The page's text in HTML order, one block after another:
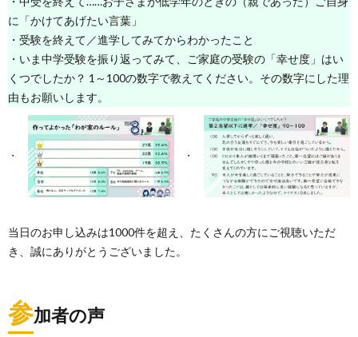
に「かけてあげたい言葉」
・受験を終えて／進学してみてからわかったこと
・いま中学受験を振り返ってみて、ご家庭の受験の「幸せ度」はい
くつでしたか？ 1～100の数字で教えてください。その数字にした理
由もお願いします。
当日のお申し込みは1000件を超え、たくさんの方にご視聴いただ
き、誠にありがとうございました。
参加者の声